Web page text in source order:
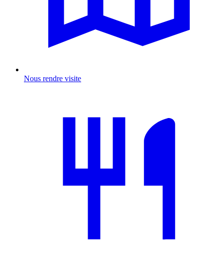
Nous rendre visite